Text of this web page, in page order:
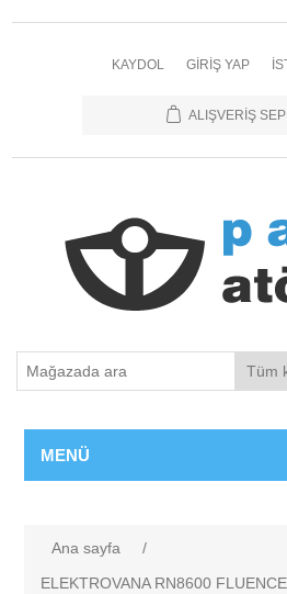
KAYDOL GIRIŞ YAP
ALIŞVERIŞ
MENÜ
Ana sayfa
/
ELEKTROVANA RN8600